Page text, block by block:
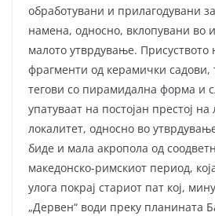
обработувани и прилагодувани
намена, односно, вклопувани во
малото утврдување. Присуството
фрагменти од керамички садови,
тегови со пирамидална форма и
упатуваат на постојан престој на
локалитет, односно во
биде и мала акропола од
македонско-римскиот период,
улога покрај стариот пат кој,
„Дервен“ води преку планината